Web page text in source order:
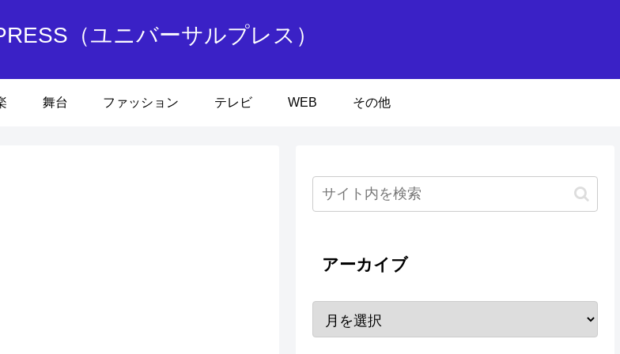
（ユニバーサルプレス）
舞台 ファッション テレビ WEB その他
アーカイブ